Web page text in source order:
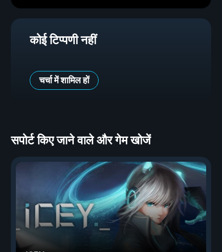
कोई टिप्पणी नहीं
चर्चा में शामिल हों
सपोर्ट किए जाने वाले और गेम खोजें